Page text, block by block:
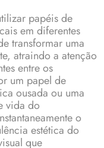
papéis de
em diferentes
transformar uma
atraindo a atenção
entre os
um papel de
ousada ou uma
vida do
o
estética do
que